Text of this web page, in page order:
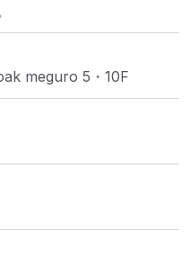
meguro 5・10F